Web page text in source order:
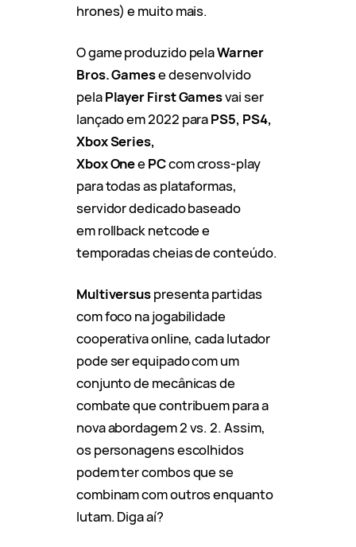
hrones) e muito mais.
O game produzido pelaWarner
Bros. Gamese desenvolvido
pelaPlayer First Gamesvai ser
lançado em 2022 paraPS5, PS4,
Xbox Series,
Xbox OneePCcom cross-play
para todas as plataformas,
servidor dedicado baseado
em rollback netcode e
temporadas cheias de conteúdo.
Multiversuspresenta partidas
com foco na jogabilidade
cooperativa online, cada lutador
pode ser equipado com um
conjunto de mecânicas de
combate que contribuem para a
nova abordagem 2 vs. 2. Assim,
os personagens escolhidos
podem ter combos que se
combinam com outros enquanto
lutam. Diga aí?